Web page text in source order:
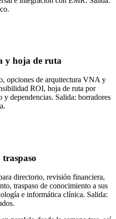
y hoja de ruta
opciones de arquitectura VNA y
ROI, hoja de ruta por
y dependencias. Salida: borradores
directorio, revisión financiera,
traspaso de conocimiento a sus
e informática clínica. Salida: